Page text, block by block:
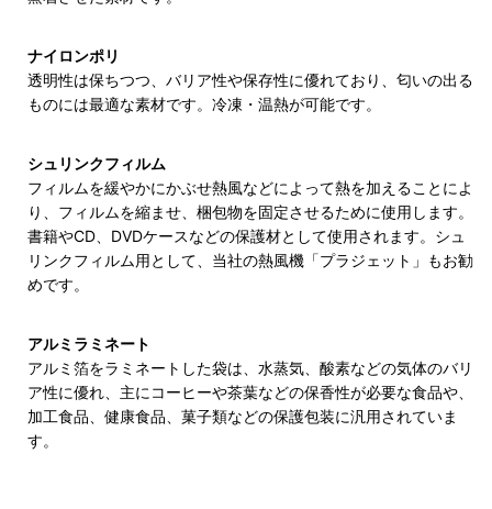
ナイロンポリ
透明性は保ちつつ、バリア性や保存性に優れており、匂いの出る
ものには最適な素材です。冷凍・温熱が可能です。
シュリンクフィルム
フィルムを緩やかにかぶせ熱風などによって熱を加えることによ
り、フィルムを縮ませ、梱包物を固定させるために使用します。
書籍やCD、DVDケースなどの保護材として使用されます。シュ
リンクフィルム用として、当社の熱風機「プラジェット」もお勧
めです。
アルミラミネート
アルミ箔をラミネートした袋は、水蒸気、酸素などの気体のバリ
ア性に優れ、主にコーヒーや茶葉などの保香性が必要な食品や、
加工食品、健康食品、菓子類などの保護包装に汎用されていま
す。